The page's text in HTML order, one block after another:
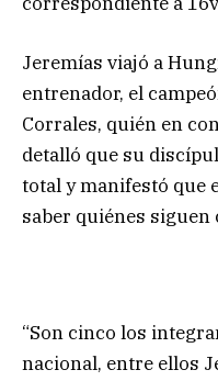
Jeremías viajó a
entrenador, el
Corrales, quién en
detalló que su
total y manifestó que
saber quiénes siguen
“Son cinco los
nacional, entre ellos